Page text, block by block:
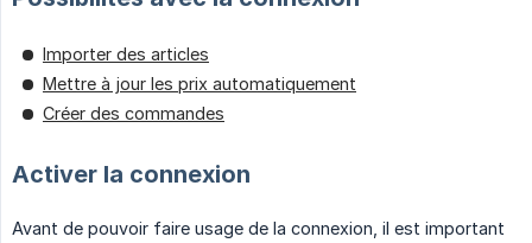
Importer des articles
Mettre à jour les prix automatiquement
Créer des commandes
Activer la connexion
Avant de pouvoir faire usage de la connexion, il est important